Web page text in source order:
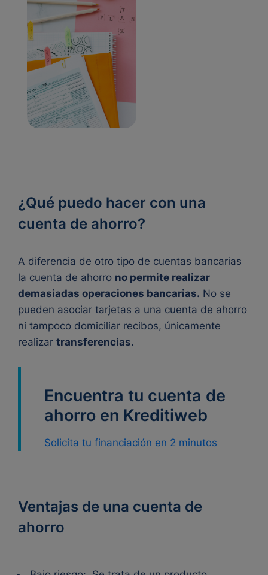
¿Qué puedo hacer con una
cuenta de ahorro?
A diferencia de otro tipo de cuentas bancarias
la cuenta de ahorro no permite realizar
demasiadas operaciones bancarias. No se
pueden asociar tarjetas a una cuenta de ahorro
ni tampoco domiciliar recibos, únicamente
realizar transferencias.
Encuentra tu cuenta de
ahorro en Kreditiweb
Solicita tu financiación en 2 minutos
Ventajas de una cuenta de
ahorro